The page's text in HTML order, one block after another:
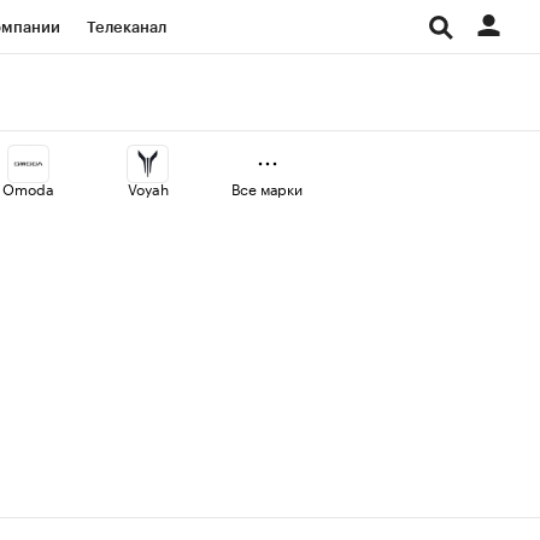
Телеканал
Проверка контрагентов
Omoda Voyah Все марки